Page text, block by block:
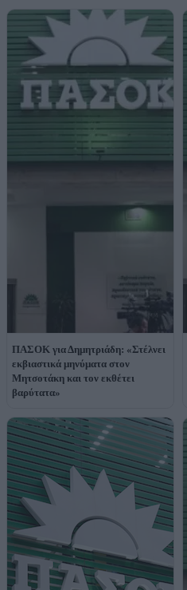
ΠΑΣΟΚ για Δημητριάδη: «Στέλνει
εκβιαστικά μηνύματα στον
Μητσοτάκη και τον εκθέτει
βαρύτατα»